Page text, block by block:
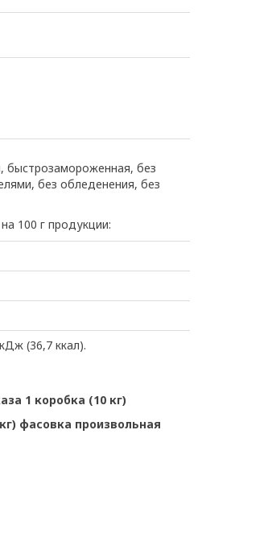
быстрозамороженная, без
без обледенения, без
100 г продукции:
(36,7 ккал).
1 коробка (10 кг)
фасовка произвольная